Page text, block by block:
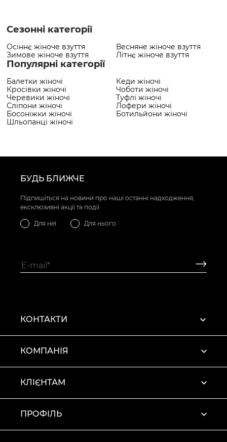
Сезонні категорії
Осіннє жіноче взуття
Весняне жіноче взуття
Зимове жіноче взуття
Літнє жіноче взуття
Популярні категорії
Балетки жіночі
Кеди жіночі
Кросівки жіночі
Чоботи жіночі
Черевики жіночі
Туфлі жіночі
Сліпони жіночі
Лофери жіночі
Босоніжки жіночі
Ботильйони жіночі
Шльопанці жіночі
БУДЬ БЛИЖЧЕ
Підпишіться на новини про наші останні надходження,
ексклюзивні акції та події
Для неї Для нього
КОНТАКТИ
КОМПАНІЯ
КЛІЄНТАМ
ПРОФІЛЬ